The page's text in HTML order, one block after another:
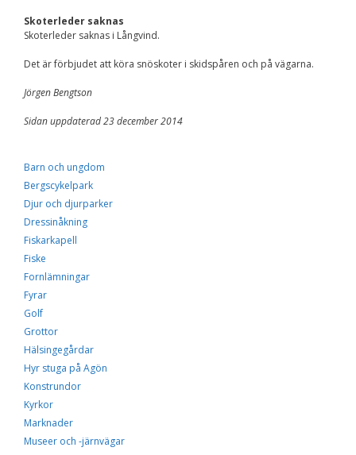
Skoterleder saknas
Skoterleder saknas i Långvind.
Det är förbjudet att köra snöskoter i skidspåren och på vägarna.
Jörgen Bengtson
Sidan uppdaterad 23 december 2014
Barn och ungdom
Bergscykelpark
Djur och djurparker
Dressinåkning
Fiskarkapell
Fiske
Fornlämningar
Fyrar
Golf
Grottor
Hälsingegårdar
Hyr stuga på Agön
Konstrundor
Kyrkor
Marknader
Museer och -järnvägar
innehåll och